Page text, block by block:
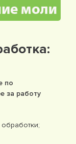
по
за работу